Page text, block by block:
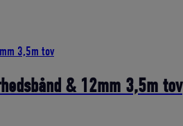
& 12mm 3,5m tov